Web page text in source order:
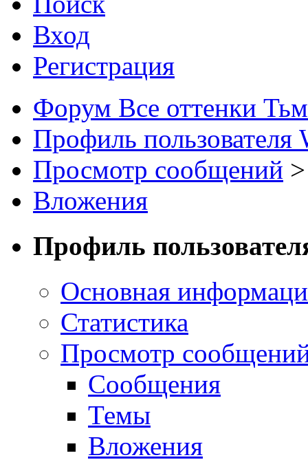
Вход
Регистрация
Форум Все оттенки
Профиль пользователя
Просмотр сообщений >
Вложения
Профиль
Основная
Статистика
Просмотр
Сообщения
Темы
Вложения